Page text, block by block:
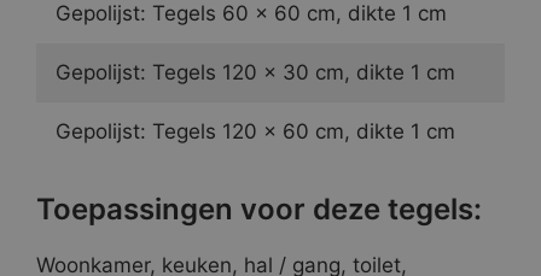
Gepolijst: Tegels 60 x 60 cm, dikte 1 cm
Gepolijst: Tegels 120 x 30 cm, dikte 1 cm
Gepolijst: Tegels 120 x 60 cm, dikte 1 cm
Toepassingen voor deze tegels:
Woonkamer, keuken, hal / gang, toilet,